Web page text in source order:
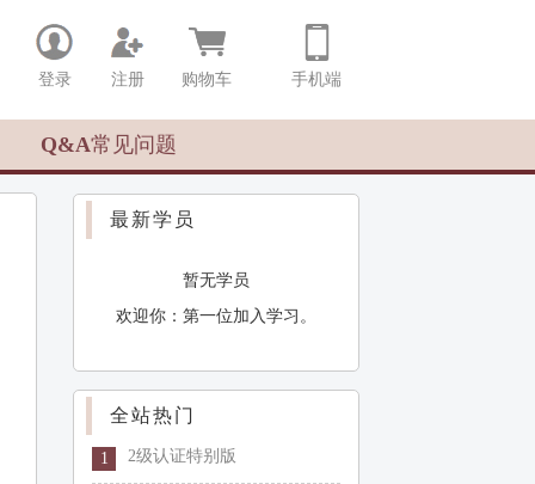
手机端
购物车
注册
登录
Q&A常见问题
最新学员
暂无学员
欢迎你：第一位加入学习。
全站热门
1 2级认证特别版